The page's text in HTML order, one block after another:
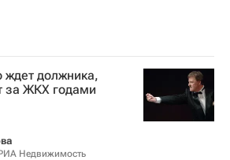
ждет должника,
за ЖКХ годами
Недвижимость